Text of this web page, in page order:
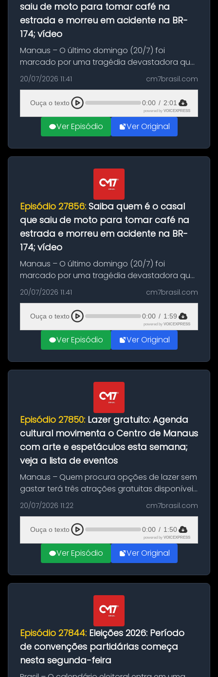
saiu de moto para tomar café na
estrada e morreu em acidente na BR-
174; vídeo
Manaus – O último domingo (20/7) foi
marcado por uma tragédia devastadora que
resultou na morte precoce de dois jovens na
BR-174, na zona rural de Manaus. Um passeio
com destino a um típico café regio...
20/07/2026 11:41 cm7brasil.com
Ouça o texto 0:00 / 2:01
powered by VOICEXPRESS
Ver Episódio Ver Original
Episódio 27856: Saiba quem é o casal
que saiu de moto para tomar café na
estrada e morreu em acidente na BR-
174; vídeo
Manaus – O último domingo (20/7) foi
marcado por uma tragédia devastadora que
resultou na morte precoce de dois jovens na
BR-174, na zona rural de Manaus. Um passeio
com destino a um típico café regio...
20/07/2026 11:41 cm7brasil.com
Ouça o texto 0:00 / 1:59
powered by VOICEXPRESS
Ver Episódio Ver Original
Episódio 27850: Lazer gratuito: Agenda
cultural movimenta o Centro de Manaus
com arte e espetáculos esta semana;
veja a lista de eventos
Manaus – Quem procura opções de lazer sem
gastar terá três atrações gratuitas disponíveis
entre esta segunda-feira (20) e quinta-feira
(23). A programação inclui uma exposição
dedicada à história das ...
20/07/2026 11:22 cm7brasil.com
Ouça o texto 0:00 / 1:50
powered by VOICEXPRESS
Ver Episódio Ver Original
Episódio 27844: Eleições 2026: Período
de convenções partidárias começa
nesta segunda-feira